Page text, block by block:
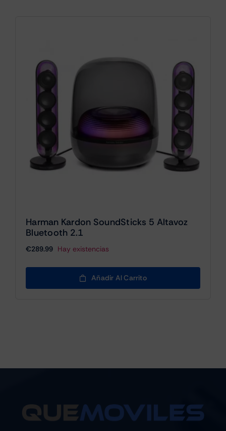
Harman Kardon SoundSticks 5 Altavoz
Bluetooth 2.1
€289.99 Hay existencias
Añadir Al Carrito